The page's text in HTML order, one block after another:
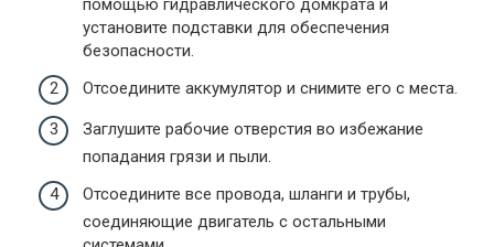
помощью гидравлического домкрата и
установите подставки для обеспечения
безопасности.
Отсоедините аккумулятор и снимите его с места.
Заглушите рабочие отверстия во избежание
попадания грязи и пыли.
Отсоедините все провода, шланги и трубы,
соединяющие двигатель с остальными